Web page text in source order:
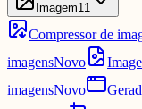
Imagem11
Compressor de
imagensNovo
imagensNovo